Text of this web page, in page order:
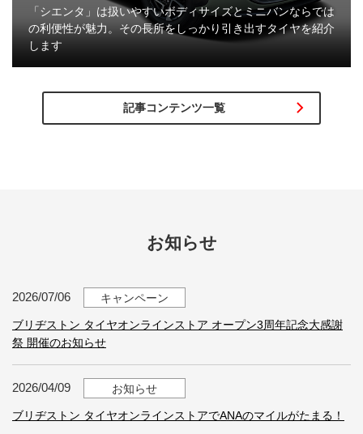
「シエンタ」は扱いやすいボディサイズとミニバンならでは
の利便性が魅力。その長所をしっかり引き出すタイヤを紹介
します
記事コンテンツ一覧
お知らせ
2026/07/06 キャンペーン
ブリヂストン タイヤオンラインストア オープン3周年記念大感謝
祭 開催のお知らせ
2026/04/09 お知らせ
ブリヂストン タイヤオンラインストアでANAのマイルがたまる！